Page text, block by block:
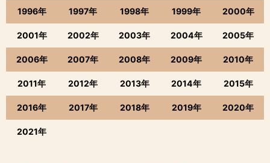
1996年 1997年 1998年 1999年 2000年
2001年 2002年 2003年 2004年 2005年
2006年 2007年 2008年 2009年 2010年
2011年 2012年 2013年 2014年 2015年
2016年 2017年 2018年 2019年 2020年
2021年